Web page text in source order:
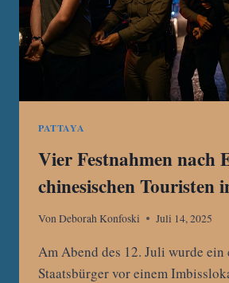
PATTAYA
Vier Festnahmen nach
chinesischen Touristen
VonDeborah Konfoski Juli 14, 2025
Am Abend des 12. Juli wurde ein
Staatsbürger vor einem